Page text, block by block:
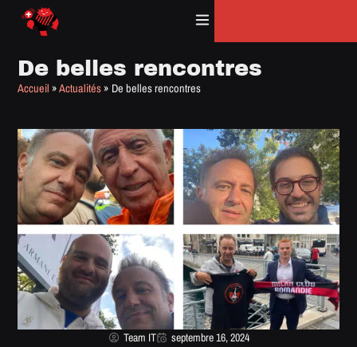
De belles rencontres
Accueil »Actualités» De belles rencontres
Team IT septembre 16, 2024
Panneau de gestion des cookies